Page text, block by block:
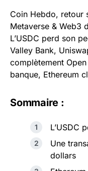
Coin Hebdo, retour
Metaverse & Web3
L’USDC perd son
Valley Bank,
complètement
banque, Ethereum
Sommaire :
L’USDC
Une
dollars